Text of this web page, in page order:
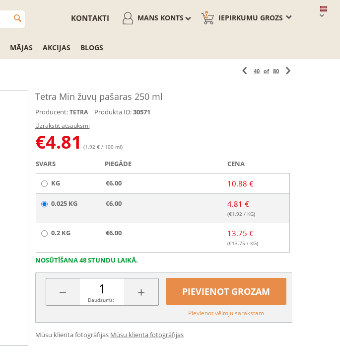
IEPIRKUMU GROZS
0
MANS KONTS
KONTAKTI
MĀJAS AKCIJAS BLOGS
40 of 80
Tetra Min žuvų pašaras 250 ml
Producent: TETRA Produkta ID:30571
Uzrakstīt atsauksmi
€4.81 (1.92 € / 100 ml)
SVARS PIEGĀDE CENA
KG €6.00 10.88 €
0.025 KG €6.00 4.81 €
(€1.92 / KG)
0.2 KG €6.00 13.75 €
(€13.75 / KG)
NOSŪTĪŠANA 48 STUNDU LAIKĀ.
− +
Daudzums:
PIEVIENOT GROZAM
Pievienot vēlmju sarakstam
Mūsu klienta fotogrāfijas Mūsu klienta fotogrāfijas